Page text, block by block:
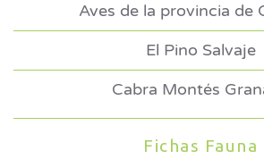
Aves de la provincia de
El Pino Salvaje
Cabra Montés
Fichas Fauna